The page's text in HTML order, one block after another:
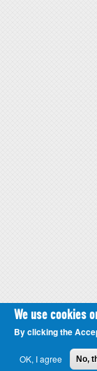
We use cookies
By clicking the
OK, I agree No,